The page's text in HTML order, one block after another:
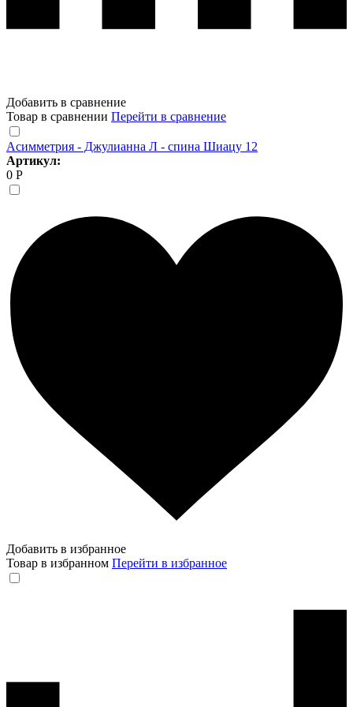
Добавить в сравнение
Товар в сравнении Перейти в сравнение
Асимметрия - Джулианна Л - спина Шиацу 12
Артикул:
0 Р
Добавить в избранное
Товар в избранном Перейти в избранное